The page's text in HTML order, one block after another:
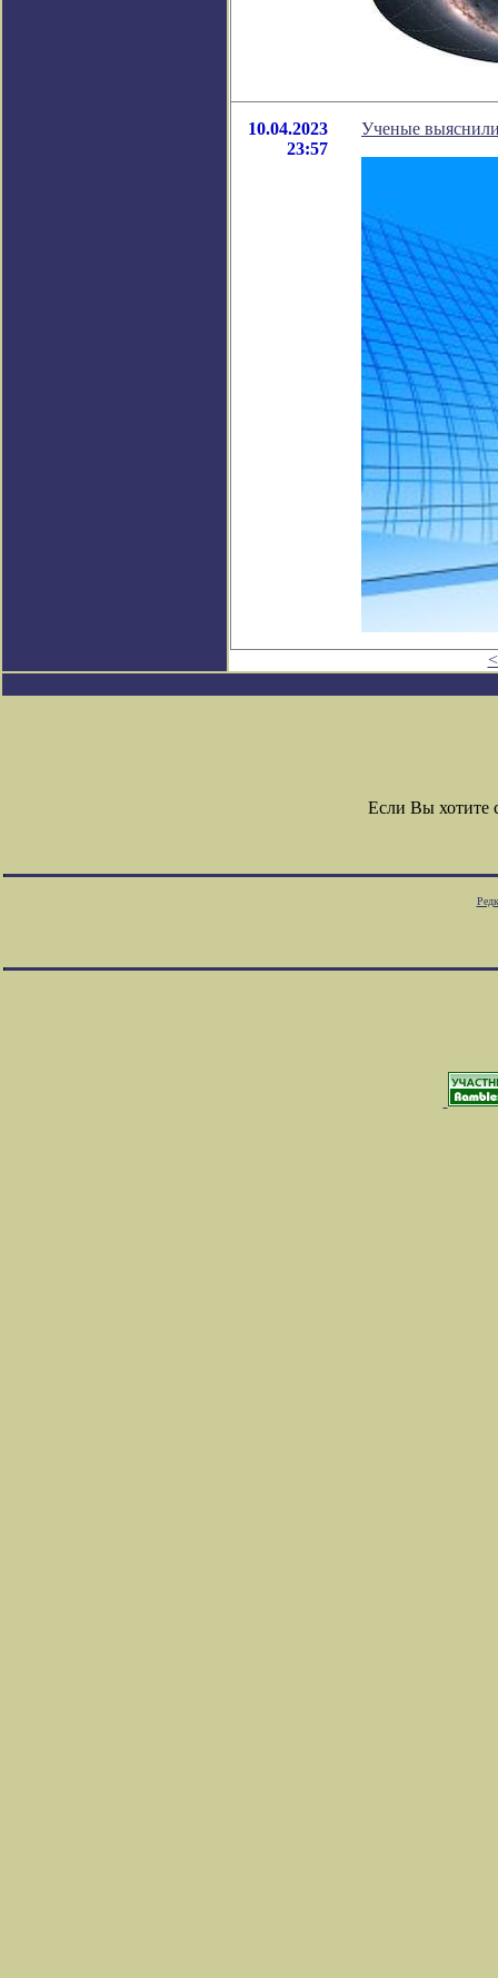
10.04.2023
23:57
Ученые
Если Вы хотите